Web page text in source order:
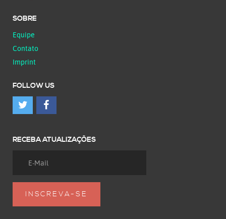
SOBRE
Equipe
Contato
Imprint
FOLLOW US
RECEBA ATUALIZAÇÕES